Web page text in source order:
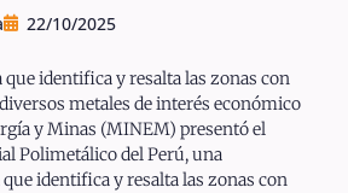
22/10/2025
identifica y resalta las zonas con
metales de interés económico
y Minas (MINEM) presentó el
Polimetálico del Perú, una
identifica y resalta las zonas con